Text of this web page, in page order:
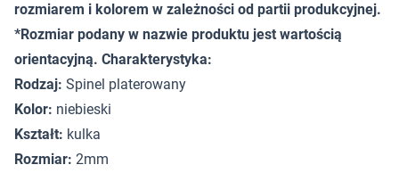
rozmiarem i kolorem w zależności od partii produkcyjnej.
*Rozmiar podany w nazwie produktu jest wartością
orientacyjną. Charakterystyka:
Rodzaj: Spinel platerowany
Kolor: niebieski
Kształt: kulka
Rozmiar: 2mm